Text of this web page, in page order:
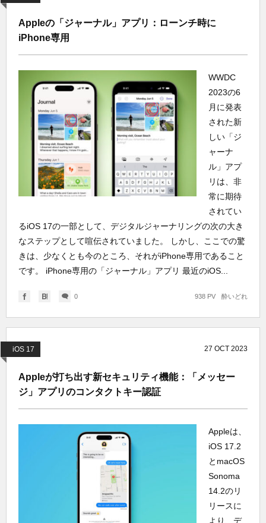
Appleの「ジャーナル」アプリ：ローンチ時に
iPhone専用
WWDC
2023の6
月に発表
された新
しい「ジ
ャーナ
ル」アプ
リは、非
常に期待
されてい
るiOS 17の一部として、デジタルジャーナリングの次の大き
なステップとして喧伝されていました。 しかし、ここでの驚
きは、少なくとも今のところ、それがiPhone専用であること
です。 iPhone専用の「ジャーナル」アプリ 最近のiOS...
0 酔いどれ
938 PV
iOS 17 27 OCT 2023
Appleが打ち出す新セキュリティ機能：「メッセー
ジ」アプリのコンタクトキー認証
Appleは、
iOS 17.2
とmacOS
Sonoma
14.2のリ
リースに
より、デ